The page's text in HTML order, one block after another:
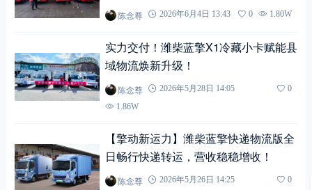
陈念尊 2026年6月4日 13:43 0 1.80W
实力交付！潍柴蓝擎X1冷藏小卡赋能县
域物流焕新升级！
陈念尊 2026年5月28日 14:05
0
1.86W
【擎动新运力】潍柴蓝擎快递物流版全
日畅行快递转运，营收稳稳增收！
陈念尊 2026年5月26日 14:25
0